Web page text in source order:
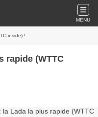
MENU
inside) !
rapide (WTTC